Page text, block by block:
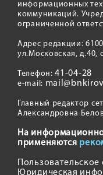
информационных
коммуникаций.
ограниченной
Адрес редакции:
ул.Московская, д.40,
Телефон:41-04-28
e-mail:
Главный редактор
Александровна
На
применяются
Пользовательское
Юридическая